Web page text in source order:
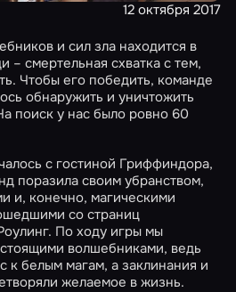
12 октября 2017
и сил зла находится в
– смертельная схватка с тем,
Чтобы его победить, команде
обнаружить и уничтожить
поиск у нас было ровно 60
с гостиной Гриффиндора,
поразила своим убранством,
и, конечно, магическими
со страниц
По ходу игры мы
волшебниками, ведь
к белым магам, а заклинания и
желаемое в жизнь.